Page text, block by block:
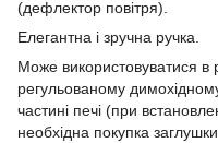
(дефлектор повітря).
Елегантна і зручна ручка.
Може використовуватися в
регульованому
частині печі (при
необхідна покупка